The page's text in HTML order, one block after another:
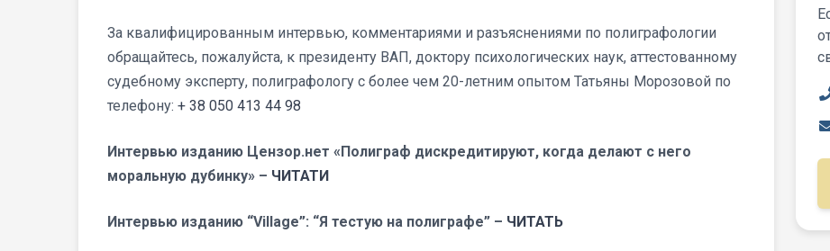
За квалифицированным интервью, комментариями и разъяснениями по полиграфологии
обращайтесь, пожалуйста, к президенту ВАП, доктору психологических наук, аттестованному
судебному эксперту, полиграфологу с более чем 20-летним опытом Татьяны Морозовой по
телефону: + 38 050 413 44 98
Интервью изданию Цензор.нет «Полиграф дискредитируют, когда делают с него
моральную дубинку» – ЧИТАТИ
Интервью изданию “Village”: “Я тестую на полиграфе” – ЧИТАТЬ